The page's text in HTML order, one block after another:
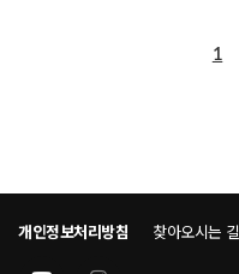
1
개인정보처리방침 찾아오시는 길